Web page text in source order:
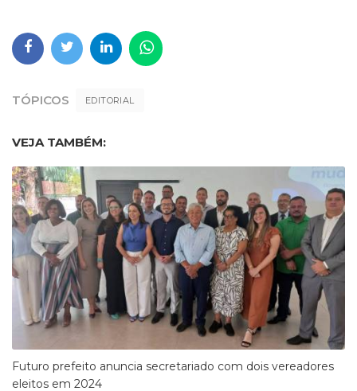
TÓPICOS EDITORIAL
VEJA TAMBÉM:
Futuro prefeito anuncia secretariado com dois vereadores
eleitos em 2024